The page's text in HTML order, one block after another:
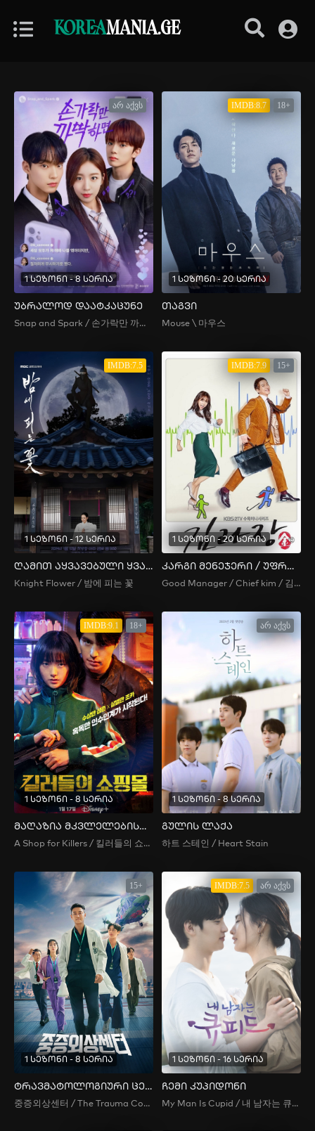
KOREAMANIA.GE
არ აქვს
1 სეზონი - 8 სერია
უბრალოდ დაატკაცუნე
Snap and Spark / 손가락만 까딱하면 / With Just a Snap
IMDB:8.7 18+
1 სეზონი - 20 სერია
თაგვი
Mouse \ 마우스
IMDB:7.5
1 სეზონი - 12 სერია
ღამით აყვავებული ყვავილი
Knight Flower / 밤에 피는 꽃
IMDB:7.9 15+
1 სეზონი - 20 სერია
კარგი მენეჯერი / უფროსი კიმი
Good Manager / Chief kim / 김과장
IMDB:9.1 18+
1 სეზონი - 8 სერია
მაღაზია მკვლელებისთვის
A Shop for Killers / 킬러들의 쇼핑몰 / The Killer's Shopping Mall , The Murderer’s Shopping Mall , Sarinjaui Syopingmol , 살인자의 쇼핑몰
არ აქვს
1 სეზონი - 8 სერია
გულის ლაქა
하트 스테인 / Heart Stain
15+
1 სეზონი - 8 სერია
ტრავმატოლოგიური ცენტრი
중증외상센터 / The Trauma Code: Heroes on Call
IMDB:7.5 არ აქვს
1 სეზონი - 16 სერია
ჩემი კუპიდონი
My Man Is Cupid / 내 남자는 큐피드 / My Boyfriend Is Cupid / Nae Namjaneun Kyupideu